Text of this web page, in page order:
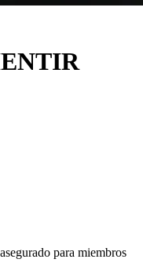
para miembros